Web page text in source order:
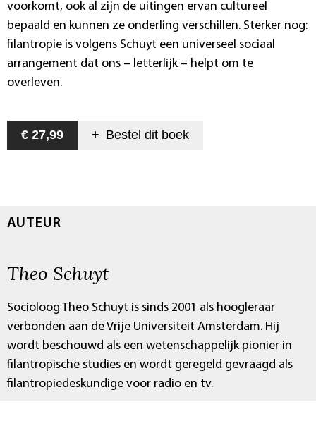
voorkomt, ook al zijn de uitingen ervan cultureel
bepaald en kunnen ze onderling verschillen. Sterker nog:
filantropie is volgens Schuyt een universeel sociaal
arrangement dat ons – letterlijk – helpt om te
overleven.
€ 27,99 + Bestel dit boek
AUTEUR
Theo Schuyt
Socioloog Theo Schuyt is sinds 2001 als hoogleraar
verbonden aan de Vrije Universiteit Amsterdam. Hij
wordt beschouwd als een wetenschappelijk pionier in
filantropische studies en wordt geregeld gevraagd als
filantropiedeskundige voor radio en tv.